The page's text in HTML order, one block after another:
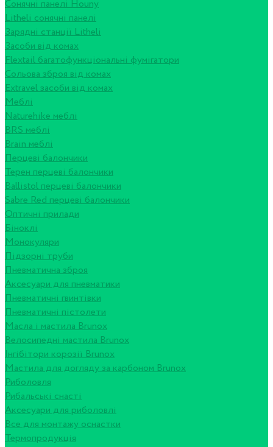
Сонячні панелі Houny
Litheli сонячні панелі
Зарядні станції Litheli
Засоби від комах
Flextail багатофункціональні фумігатори
Сольова зброя від комах
Extravel засоби від комах
Меблі
Naturehike меблі
BRS меблі
Brain меблі
Перцеві балончики
Терен перцеві балончики
Ballistol перцеві балончики
Sabre Red перцеві балончики
Оптичні прилади
Біноклі
Монокуляри
Підзорні труби
Пневматична зброя
Аксесуари для пневматики
Пневматичні гвинтівки
Пневматичні пістолети
Масла і мастила Brunox
Велосипедні мастила Brunox
Інгібітори корозії Brunox
Мастила для догляду за карбоном Brunox
Риболовля
Рибальські снасті
Аксесуари для риболовлі
Все для монтажу оснастки
Термопродукція